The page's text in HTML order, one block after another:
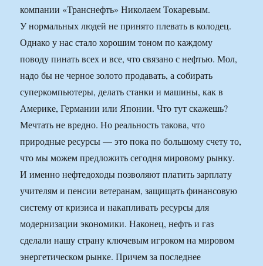
компании «Транснефть» Николаем Токаревым.
У нормальных людей не принято плевать в колодец.
Однако у нас стало хорошим тоном по каждому
поводу пинать всех и все, что связано с нефтью. Мол,
надо бы не черное золото продавать, а собирать
суперкомпьютеры, делать станки и машины, как в
Америке, Германии или Японии. Что тут скажешь?
Мечтать не вредно. Но реальность такова, что
природные ресурсы — это пока по большому счету то,
что мы можем предложить сегодня мировому рынку.
И именно нефтедоходы позволяют платить зарплату
учителям и пенсии ветеранам, защищать финансовую
систему от кризиса и накапливать ресурсы для
модернизации экономики. Наконец, нефть и газ
сделали нашу страну ключевым игроком на мировом
энергетическом рынке. Причем за последнее